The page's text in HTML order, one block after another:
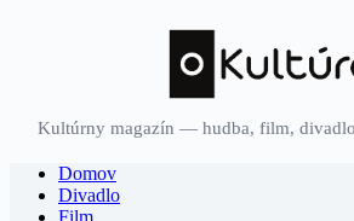
Kultúrny magazín — hudba, film,
Domov
Divadlo